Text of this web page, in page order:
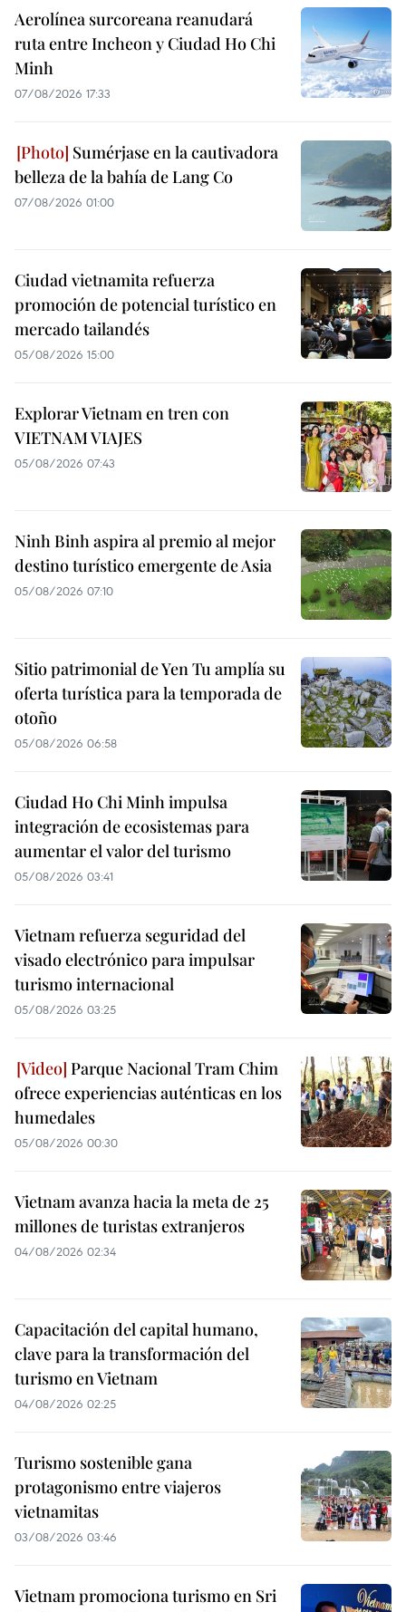
Aerolínea surcoreana reanudará
ruta entre Incheon y Ciudad Ho Chi
Minh
07/08/2026 17:33
Sumérjase en la cautivadora
belleza de la bahía de Lang Co
07/08/2026 01:00
Ciudad vietnamita refuerza
promoción de potencial turístico en
mercado tailandés
05/08/2026 15:00
Explorar Vietnam en tren con
VIETNAM VIAJES
05/08/2026 07:43
Ninh Binh aspira al premio al mejor
destino turístico emergente de Asia
05/08/2026 07:10
Sitio patrimonial de Yen Tu amplía su
oferta turística para la temporada de
otoño
05/08/2026 06:58
Ciudad Ho Chi Minh impulsa
integración de ecosistemas para
aumentar el valor del turismo
05/08/2026 03:41
Vietnam refuerza seguridad del
visado electrónico para impulsar
turismo internacional
05/08/2026 03:25
Parque Nacional Tram Chim
ofrece experiencias auténticas en los
humedales
05/08/2026 00:30
Vietnam avanza hacia la meta de 25
millones de turistas extranjeros
04/08/2026 02:34
Capacitación del capital humano,
clave para la transformación del
turismo en Vietnam
04/08/2026 02:25
Turismo sostenible gana
protagonismo entre viajeros
vietnamitas
03/08/2026 03:46
Vietnam promociona turismo en Sri